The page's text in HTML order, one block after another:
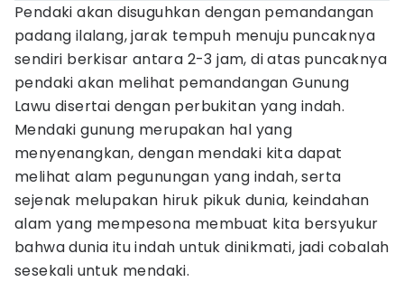
Pendaki akan disuguhkan dengan pemandangan
padang ilalang, jarak tempuh menuju puncaknya
sendiri berkisar antara 2-3 jam, di atas puncaknya
pendaki akan melihat pemandangan Gunung
Lawu disertai dengan perbukitan yang indah.
Mendaki gunung merupakan hal yang
menyenangkan, dengan mendaki kita dapat
melihat alam pegunungan yang indah, serta
sejenak melupakan hiruk pikuk dunia, keindahan
alam yang mempesona membuat kita bersyukur
bahwa dunia itu indah untuk dinikmati, jadi cobalah
sesekali untuk mendaki.